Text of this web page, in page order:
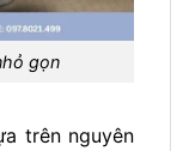
gọn
trên nguyên